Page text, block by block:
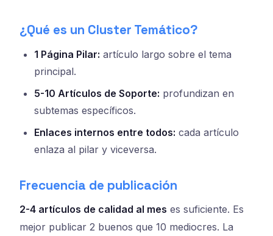
¿Qué es un Cluster Temático?
1 Página Pilar: artículo largo sobre el tema
principal.
5-10 Artículos de Soporte: profundizan en
subtemas específicos.
Enlaces internos entre todos: cada artículo
enlaza al pilar y viceversa.
Frecuencia de publicación
2-4 artículos de calidad al mes es suficiente. Es
mejor publicar 2 buenos que 10 mediocres. La